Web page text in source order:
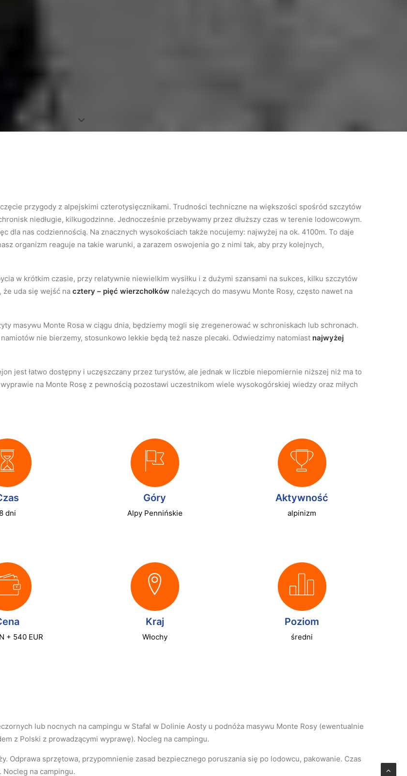
przygody z alpejskimi czterotysięcznikami. Trudności techniczne na większości spośród szczytów
niedługie, kilkugodzinne. Jednocześnie przebywamy przez dłuższy czas w terenie lodowcowym.
dla nas codziennością. Na znacznych wysokościach także nocujemy: najwyżej na ok. 4100m. To daje
organizm reaguje na takie warunki, a zarazem oswojenia go z nimi tak, aby przy kolejnych,
w krótkim czasie, przy relatywnie niewielkim wysiłku i z dużymi szansami na sukces, kilku szczytów
uda się wejść na cztery – pięć wierzchołków należących do masywu Monte Rosy, często nawet na
masywu Monte Rosa w ciągu dnia, będziemy mogli się zregenerować w schroniskach lub schronach.
nie bierzemy, stosunkowo lekkie będą też nasze plecaki. Odwiedzimy natomiast najwyżej
jest łatwo dostępny i uczęszczany przez turystów, ale jednak w liczbie niepomiernie niższej niż ma to
na Monte Rosę z pewnością pozostawi uczestnikom wiele wysokogórskiej wiedzy oraz miłych
8 dni
Góry
Alpy Pennińskie
Aktywność
alpinizm
+ 540 EUR
Kraj
Włochy
Poziom
średni
lub nocnych na campingu w Stafal w Dolinie Aosty u podnóża masywu Monte Rosy (ewentualnie
z Polski z prowadzącymi wyprawę). Nocleg na campingu.
Odprawa sprzętowa, przypomnienie zasad bezpiecznego poruszania się po lodowcu, pakowanie. Czas
Nocleg na campingu.